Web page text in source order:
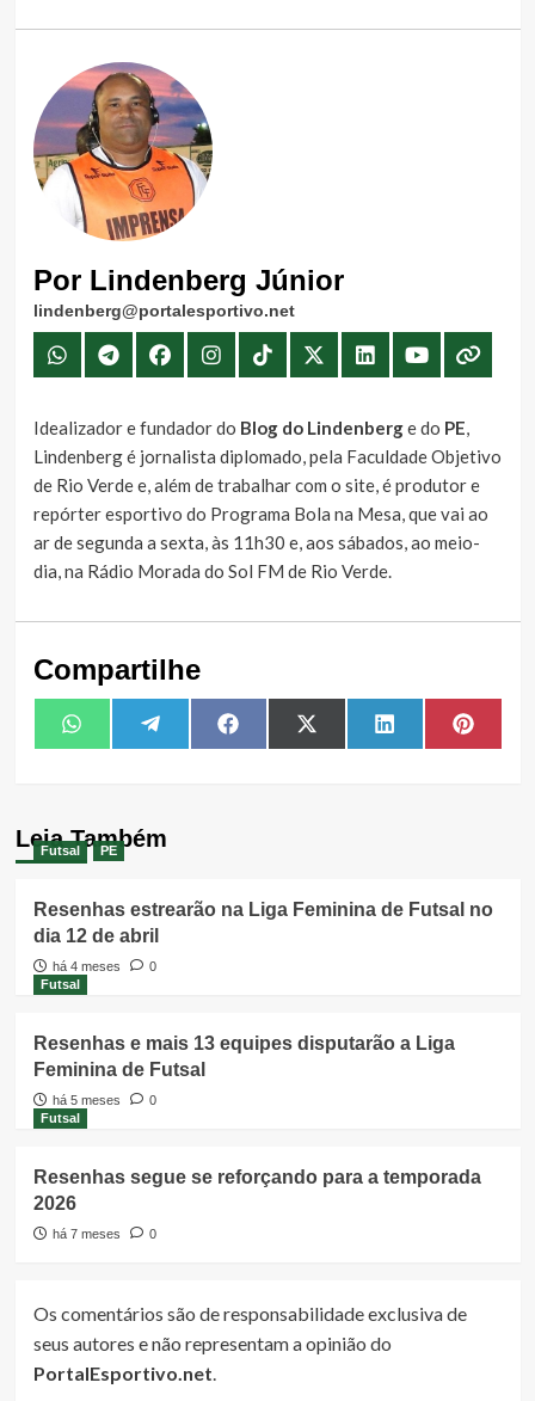
Por Lindenberg Júnior
lindenberg@portalesportivo.net
Idealizador e fundador do Blog do Lindenberge do PE,
Lindenberg é jornalista diplomado, pela Faculdade Objetivo
de Rio Verde e, além de trabalhar com o site, é produtor e
repórter esportivo do Programa Bola na Mesa, que vai ao
ar de segunda a sexta, às 11h30 e, aos sábados, ao meio-
dia, na Rádio Morada do Sol FM de Rio Verde.
Compartilhe
Share
on
WhatsAppShare
on
TelegramShare
on
FacebookShare
on
X
(Twitter)
Share
on
LinkedIn Share
on
Leia Também
Futsal PE
Resenhas estrearão na Liga Feminina de Futsal no
dia 12 de abril
há 4 meses
0
Futsal
Resenhas e mais 13 equipes disputarão a Liga
Feminina de Futsal
há 5 meses
0
Futsal
Resenhas segue se reforçando para a temporada
2026
há 7 meses 0
Os comentários são de responsabilidade exclusiva de
seus autores e não representam a opinião do
PortalEsportivo.net.